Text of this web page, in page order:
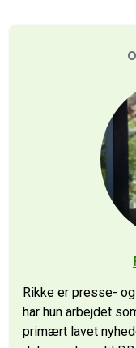
Rikke er presse-
har hun arbejdet
primært lavet